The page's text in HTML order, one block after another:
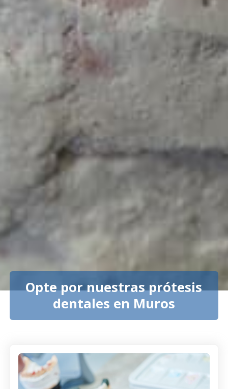
Opte por nuestras prótesis
dentales en Muros